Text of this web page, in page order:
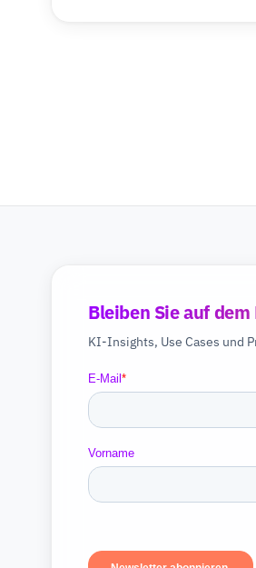
Bleiben Sie auf
KI-Insights, Use Cases und